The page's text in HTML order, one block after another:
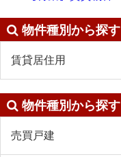
物件種別から探す
賃貸居住用
物件種別から探す
売買戸建